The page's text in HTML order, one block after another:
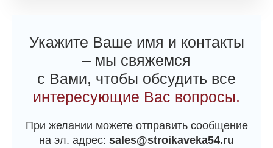
Укажите Ваше имя и контакты
– мы свяжемся
с Вами, чтобы обсудить все
интересующие Вас вопросы.
При желании можете отправить сообщение
на эл. адрес: sales@stroikaveka54.ru